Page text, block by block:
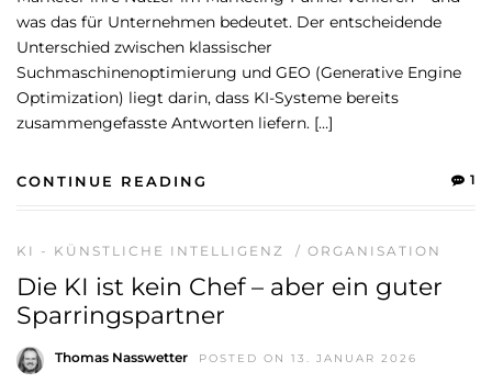
was das für Unternehmen bedeutet. Der entscheidende
Unterschied zwischen klassischer
Suchmaschinenoptimierung und GEO (Generative Engine
Optimization) liegt darin, dass KI-Systeme bereits
zusammengefasste Antworten liefern. […]
CONTINUE READING 1
KI - KÜNSTLICHE INTELLIGENZ / ORGANISATION
Die KI ist kein Chef – aber ein guter
Sparringspartner
Thomas Nasswetter POSTED ON 13. JANUAR 2026